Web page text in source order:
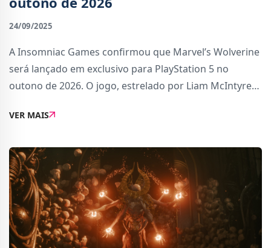
24/09/2025
A Insomniac Games confirmou que Marvel’s Wolverine
será lançado em exclusivo para PlayStation 5 no
outono de 2026. O jogo, estrelado por Liam McIntyre
brutal do estúdio desde Marvel’s Spid
VER MAIS